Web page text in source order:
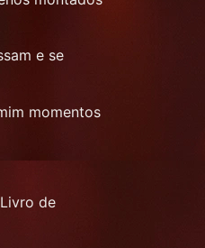
e se
momentos
de